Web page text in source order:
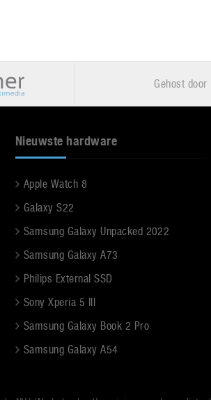
Gehost door
Nieuwste hardware
Apple Watch 8
Galaxy S22
Samsung Galaxy Unpacked 2022
Samsung Galaxy A73
Philips External SSD
Sony Xperia 5 III
Samsung Galaxy Book 2 Pro
Samsung Galaxy A54